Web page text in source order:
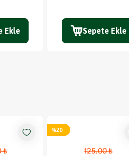
Ekle Sepete Ekle
₺
%20
125.00 ₺